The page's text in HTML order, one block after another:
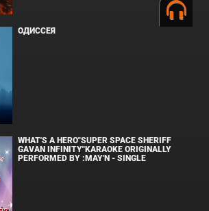
ОДИССЕЯ
WHAT'S A HERO"SUPER SPACE SHERIFF
GAVAN INFINITY"KARAOKE ORIGINALLY
PERFORMED BY :MAY'N - SINGLE